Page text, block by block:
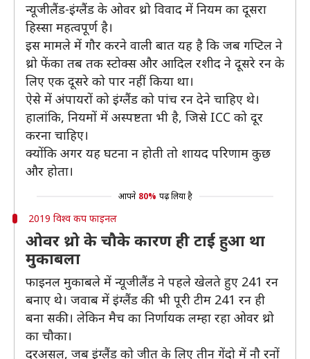
न्यूजीलैंड-इंग्लैंड के ओवर थ्रो विवाद में नियम का दूसरा
हिस्सा महत्वपूर्ण है।
इस मामले में गौर करने वाली बात यह है कि जब गप्टिल ने
थ्रो फेंका तब तक स्टोक्स और आदिल रशीद ने दूसरे रन के
लिए एक दूसरे को पार नहीं किया था।
ऐसे में अंपायरों को इंग्लैंड को पांच रन देने चाहिए थे।
हालांकि, नियमों में अस्पष्टता भी है, जिसे ICC को दूर
करना चाहिए।
क्योंकि अगर यह घटना न होती तो शायद परिणाम कुछ
और होता।
आपने 80% पढ़ लिया है
2019 विश्व कप फाइनल
ओवर थ्रो के चौके कारण ही टाई हुआ था
मुकाबला
फाइनल मुकाबले में न्यूजीलैंड ने पहले खेलते हुए 241 रन
बनाए थे। जवाब में इंग्लैंड की भी पूरी टीम 241 रन ही
बना सकी। लेकिन मैच का निर्णायक लम्हा रहा ओवर थ्रो
का चौका।
दरअसल, जब इंग्लैंड को जीत के लिए तीन गेंदो में नौ रनों